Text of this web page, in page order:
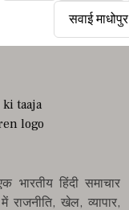
सवाई माधोपुर
भारतीय हिंदी समाचार
राजनीति, खेल, व्यापार,